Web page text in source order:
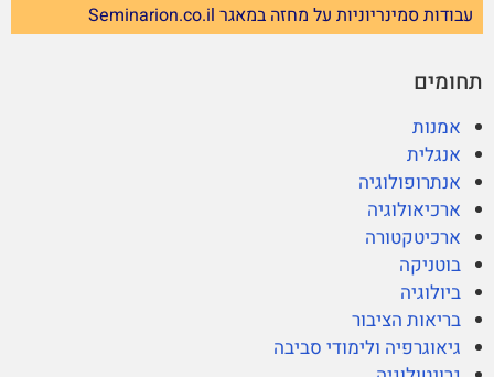
עבודות סמינריוניות על מחזה במאגר Seminarion.co.il
תחומים
אמנות
אנגלית
אנתרופולוגיה
ארכיאולוגיה
ארכיטקטורה
בוטניקה
ביולוגיה
בריאות הציבור
גיאוגרפיה ולימודי סביבה